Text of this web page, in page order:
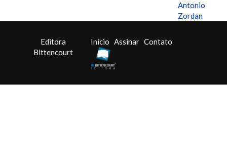
Antonio
Zordan
Editora
Bittencourt
Início Assinar Contato